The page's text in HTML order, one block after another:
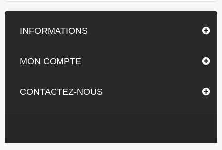
INFORMATIONS
MON COMPTE
CONTACTEZ-NOUS